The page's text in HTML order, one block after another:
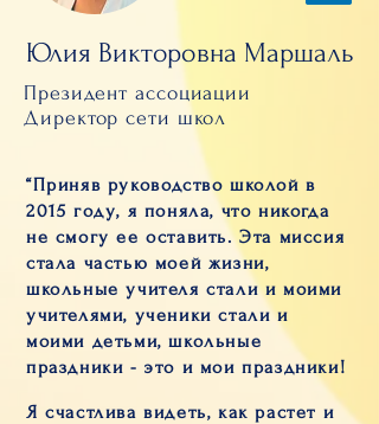
Юлия Викторовна Маршаль
Президент ассоциации
Директор сети школ
“Приняв руководство школой в
2015 году, я поняла, что никогда
не смогу ее оставить. Эта миссия
стала частью моей жизни,
школьные учителя стали и моими
учителями, ученики стали и
моими детьми, школьные
праздники - это и мои праздники!
Я счастлива видеть, как растет и